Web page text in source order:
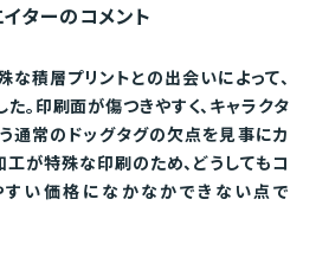
ターのコメント
な積層プリントとの出会いによって、
た。印刷面が傷つきやすく、キャラクタ
通常のドッグタグの欠点を見事にカ
工が特殊な印刷のため、どうしてもコ
すい価格になかなかできない点で